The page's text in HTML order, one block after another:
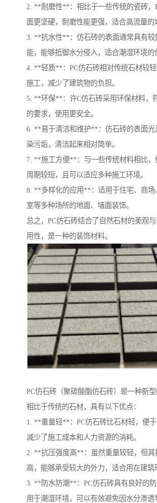
2. **耐磨性**：相比于一些传统的瓷砖，
面更坚硬，耐磨性能更强，适合高流量的
3. **抗水性**：仿石砖的表面通常具有较
能，能够抵御水分侵入，适合潮湿环境的
4. **轻质**：PC仿石砖相对传统石材较
施工，减少了建筑物的负担。
5. **环保**：许C仿石砖采用环保材料，
的要求，使用更安全。
6. **易于清洁和维护**：仿石砖的表面光
染污垢，清洁起来相对简单。
7. **施工方便**：与一些传统材料相比，
周期较短，且可以适应多种施工环境。
8. **多样化的应用**：适用于住宅、商场
室等多种场所的地面、墙面装饰。
总之，PC仿石砖结合了自然石材的美观
用性，是一种的装饰材料。
PC仿石砖（聚碳酸酯仿石砖）是一种新型
相比于传统的石材，具有以下优点：
1. **重量轻**：PC仿石砖比石材轻，便于
减少了施工成本和人力资源的消耗。
2. **抗压强度高**：虽然重量较轻，但其
高，能够承受较大的外力，适合用在建筑
3. **防水防潮**：PC仿石砖具有良好的
用于潮湿环境，可以有效避免因水分渗透